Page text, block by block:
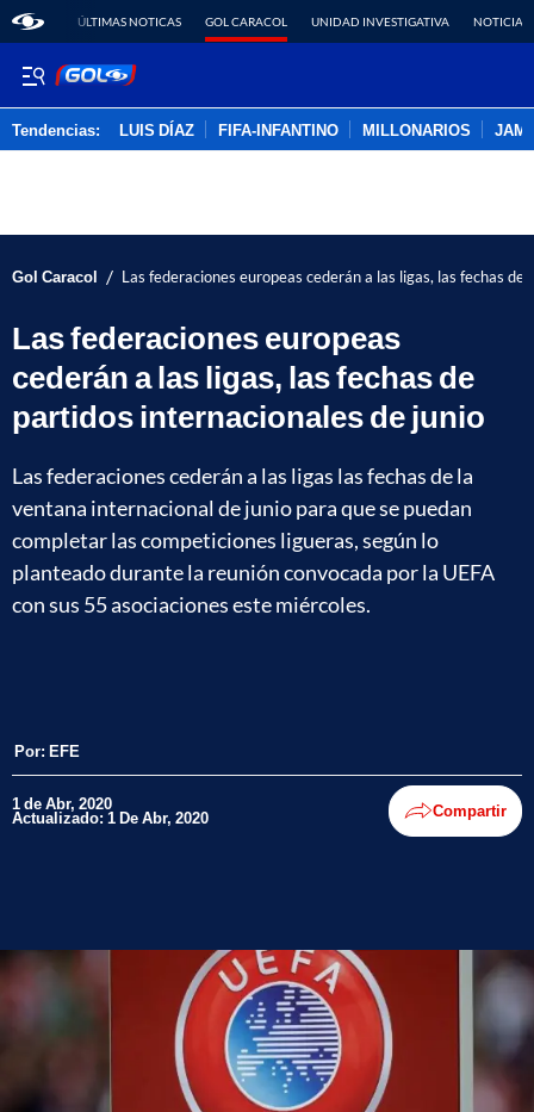
ÚLTIMAS NOTICAS GOL CARACOL UNIDAD INVESTIGATIVA NOTICIAS
Tendencias: LUIS DÍAZ FIFA-INFANTINO MILLONARIOS
Gol Caracol / Las federaciones europeas cederán a las ligas, las fechas
Las federaciones europeas
cederán a las ligas, las fechas de
partidos internacionales de junio
Las federaciones cederán a las ligas las fechas de la
ventana internacional de junio para que se puedan
completar las competiciones ligueras, según lo
planteado durante la reunión convocada por la UEFA
con sus 55 asociaciones este miércoles.
Por: EFE
1 de Abr, 2020
Actualizado: 1 De Abr, 2020 Compartir